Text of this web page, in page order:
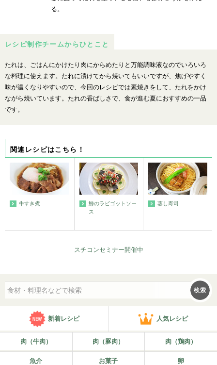
る。
レシピ制作チームからひとこと
たれは、ごはんにかけたり肉にからめたりと万能調味液なのでいろいろ
な料理に使えます。たれに漬けてから焼いてもいいですが、焦げやすく
味が濃くなりやすいので、今回のレシピでは素焼きをして、たれをかけ
ながら焼いています。たれの香ばしさで、食が進む夏におすすめの一品
です。
関連レシピはこちら！
牛すき煮
鯵のラビゴットソー
ス
蒸し寿司
スチコンセミナー開催中
検索
新着レシピ 人気レシピ
肉（牛肉） 肉（豚肉） 肉（鶏肉）
魚介 お菓子 卵